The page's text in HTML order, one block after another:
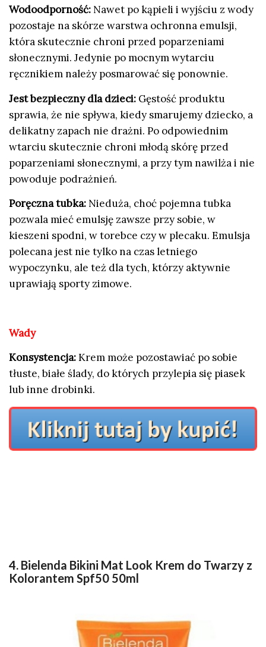
Wodoodporność: Nawet po kąpieli i wyjściu z wody
pozostaje na skórze warstwa ochronna emulsji,
która skutecznie chroni przed poparzeniami
słonecznymi. Jedynie po mocnym wytarciu
ręcznikiem należy posmarować się ponownie.
Jest bezpieczny dla dzieci: Gęstość produktu
sprawia, że nie spływa, kiedy smarujemy dziecko, a
delikatny zapach nie drażni. Po odpowiednim
wtarciu skutecznie chroni młodą skórę przed
poparzeniami słonecznymi, a przy tym nawilża i nie
powoduje podrażnień.
Poręczna tubka: Nieduża, choć pojemna tubka
pozwala mieć emulsję zawsze przy sobie, w
kieszeni spodni, w torebce czy w plecaku. Emulsja
polecana jest nie tylko na czas letniego
wypoczynku, ale też dla tych, którzy aktywnie
uprawiają sporty zimowe.
Wady
Konsystencja:Krem może pozostawiać po sobie
tłuste, białe ślady, do których przylepia się piasek
lub inne drobinki.
4. Bielenda Bikini Mat Look Krem do Twarzy z
Kolorantem Spf50 50ml